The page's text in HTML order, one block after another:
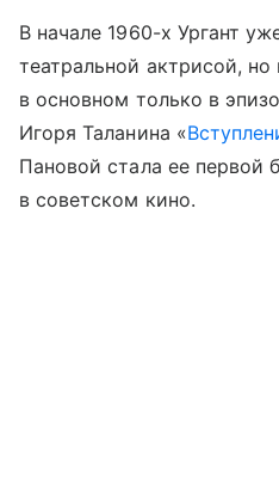
В начале 1960-х Ургант
театральной актрисой,
в основном только в
Игоря Таланина «
Пановой стала ее первой
в советском кино.